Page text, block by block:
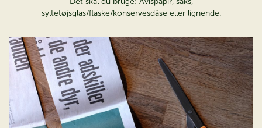
syltetøjsglas/flaske/konservesdåse eller lignende.